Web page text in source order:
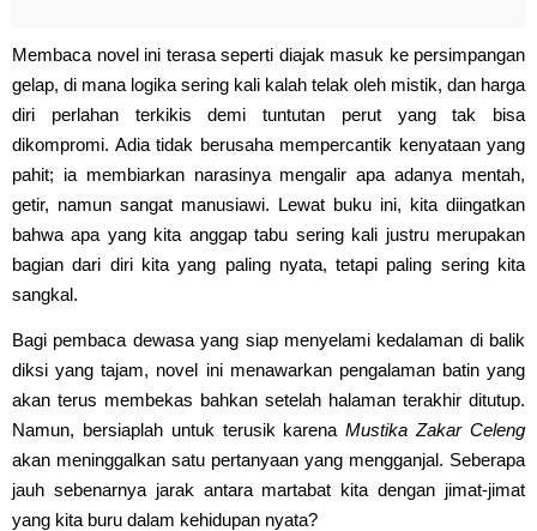
Membaca novel ini terasa seperti diajak masuk ke persimpangan
gelap, di mana logika sering kali kalah telak oleh mistik, dan harga
diri perlahan terkikis demi tuntutan perut yang tak bisa
dikompromi. Adia tidak berusaha mempercantik kenyataan yang
pahit; ia membiarkan narasinya mengalir apa adanya mentah,
getir, namun sangat manusiawi. Lewat buku ini, kita diingatkan
bahwa apa yang kita anggap tabu sering kali justru merupakan
bagian dari diri kita yang paling nyata, tetapi paling sering kita
sangkal.
Bagi pembaca dewasa yang siap menyelami kedalaman di balik
diksi yang tajam, novel ini menawarkan pengalaman batin yang
akan terus membekas bahkan setelah halaman terakhir ditutup.
Namun, bersiaplah untuk terusik karenaMustika Zakar Celeng
akan meninggalkan satu pertanyaan yang mengganjal. Seberapa
jauh sebenarnya jarak antara martabat kita dengan jimat-jimat
yang kita buru dalam kehidupan nyata?